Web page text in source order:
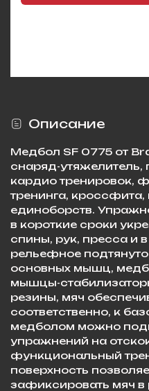
Описание
Медбол SF 0775 от
снаряд-
кардио тренировок,
тренинга,
единоборств.
в короткие сроки
спины, рук, пресса и
рельефное
основных мышц,
мышцы-
резины, мяч
соответственно, к
медболом можно
упражнений на
функциональный
поверхность
зафиксировать мяч